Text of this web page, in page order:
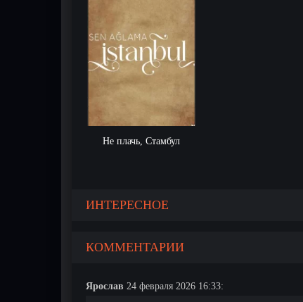
Не плачь, Стамбул
ИНТЕРЕСНОЕ
КОММЕНТАРИИ
Ярослав 24 февраля 2026 16:33: